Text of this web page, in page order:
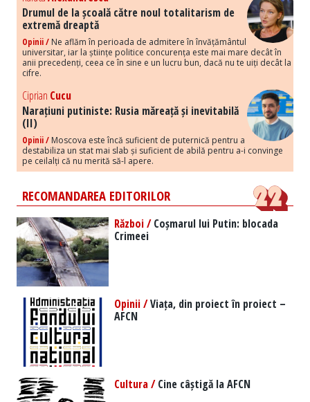
Drumul de la școală către noul totalitarism de
extremă dreaptă
Opinii / Ne aflăm în perioada de admitere în învățământul
universitar, iar la științe politice concurența este mai mare decât în
anii precedenți, ceea ce în sine e un lucru bun, dacă nu te uiți decât la
cifre.
Ciprian Cucu
Narațiuni putiniste: Rusia măreață și inevitabilă
(II)
Opinii / Moscova este încă suficient de puternică pentru a
destabiliza un stat mai slab și suficient de abilă pentru a-i convinge
pe ceilalți că nu merită să-l apere.
RECOMANDAREA EDITORILOR
Război /Coșmarul lui Putin: blocada
Crimeei
Opinii /Viața, din proiect în proiect –
AFCN
Cultura /Cine câștigă la AFCN